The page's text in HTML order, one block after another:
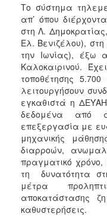
Το σύστημα
απ’ όπου
στη Λ.
Ελ. Βενιζέλου),
την Ιωνίας), έξω
Καλοκαιρινού.
τοποθέτησης
λειτουργήσουν
εγκαθιστά η
δεδομένα από
επεξεργασία με
μηχανικής
διαρροών,
πραγματικό
τη δυνατότητα
μέτρα
αποκατάστασης
καθυστερήσεις.